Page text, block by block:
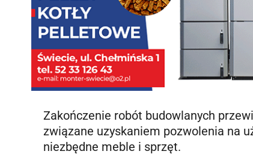
Zakończenie robót budowlanych
związane uzyskaniem pozwolenia na
niezbędne meble i sprzęt.